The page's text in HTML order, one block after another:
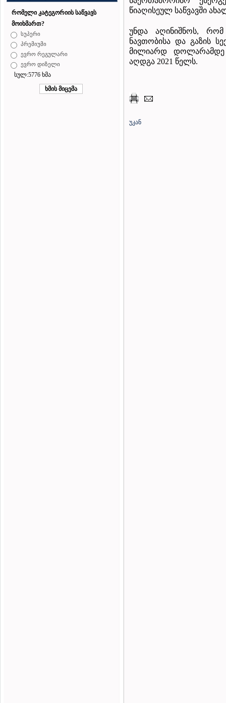
რომელი კატეგორიის საწვავს
მოიხმართ?
სუპერი
პრემიუმი
ევრო რეგულარი
ევრო დიზელი
სულ:5776 ხმა
წიაღისეულ საწვავში
უნდა აღინიშნოს,
ნავთობისა და გაზის
მილიარდ
აღდგა 2021 წელს.
უკან